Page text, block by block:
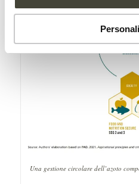
Una gestione circolare dell’azoto